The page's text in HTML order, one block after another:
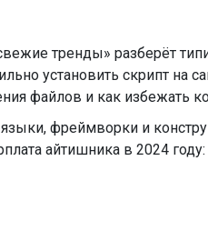
тренды» разберёт
установить скрипт на
файлов и как избежать
фреймворки и
айтишника в 2024